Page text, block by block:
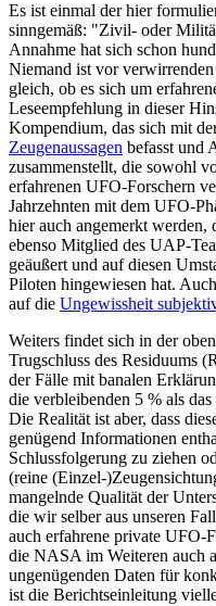
Es ist einmal der hier
sinngemäß: "Zivil- oder
Annahme hat sich schon
Niemand ist vor
gleich, ob es sich um
Leseempfehlung in dieser
Kompendium, das sich mit
Zeugenaussagen befasst und
zusammenstellt, die sowohl
erfahrenen UFO-Forschern
Jahrzehnten mit dem UFO-
hier auch angemerkt werden,
ebenso Mitglied des UAP-
geäußert und auf diesen
Piloten hingewiesen hat.
auf die Ungewissheit
Weiters findet sich in der
Trugschluss des Residuums
der Fälle mit banalen
die verbleibenden 5 % als
Die Realität ist aber, dass
genügend Informationen
Schlussfolgerung zu ziehen
(reine (Einzel-
mangelnde Qualität der
die wir selber aus unseren
auch erfahrene private UFO-
die NASA im Weiteren auch
ungenügenden Daten für
ist die Berichtseinleitung